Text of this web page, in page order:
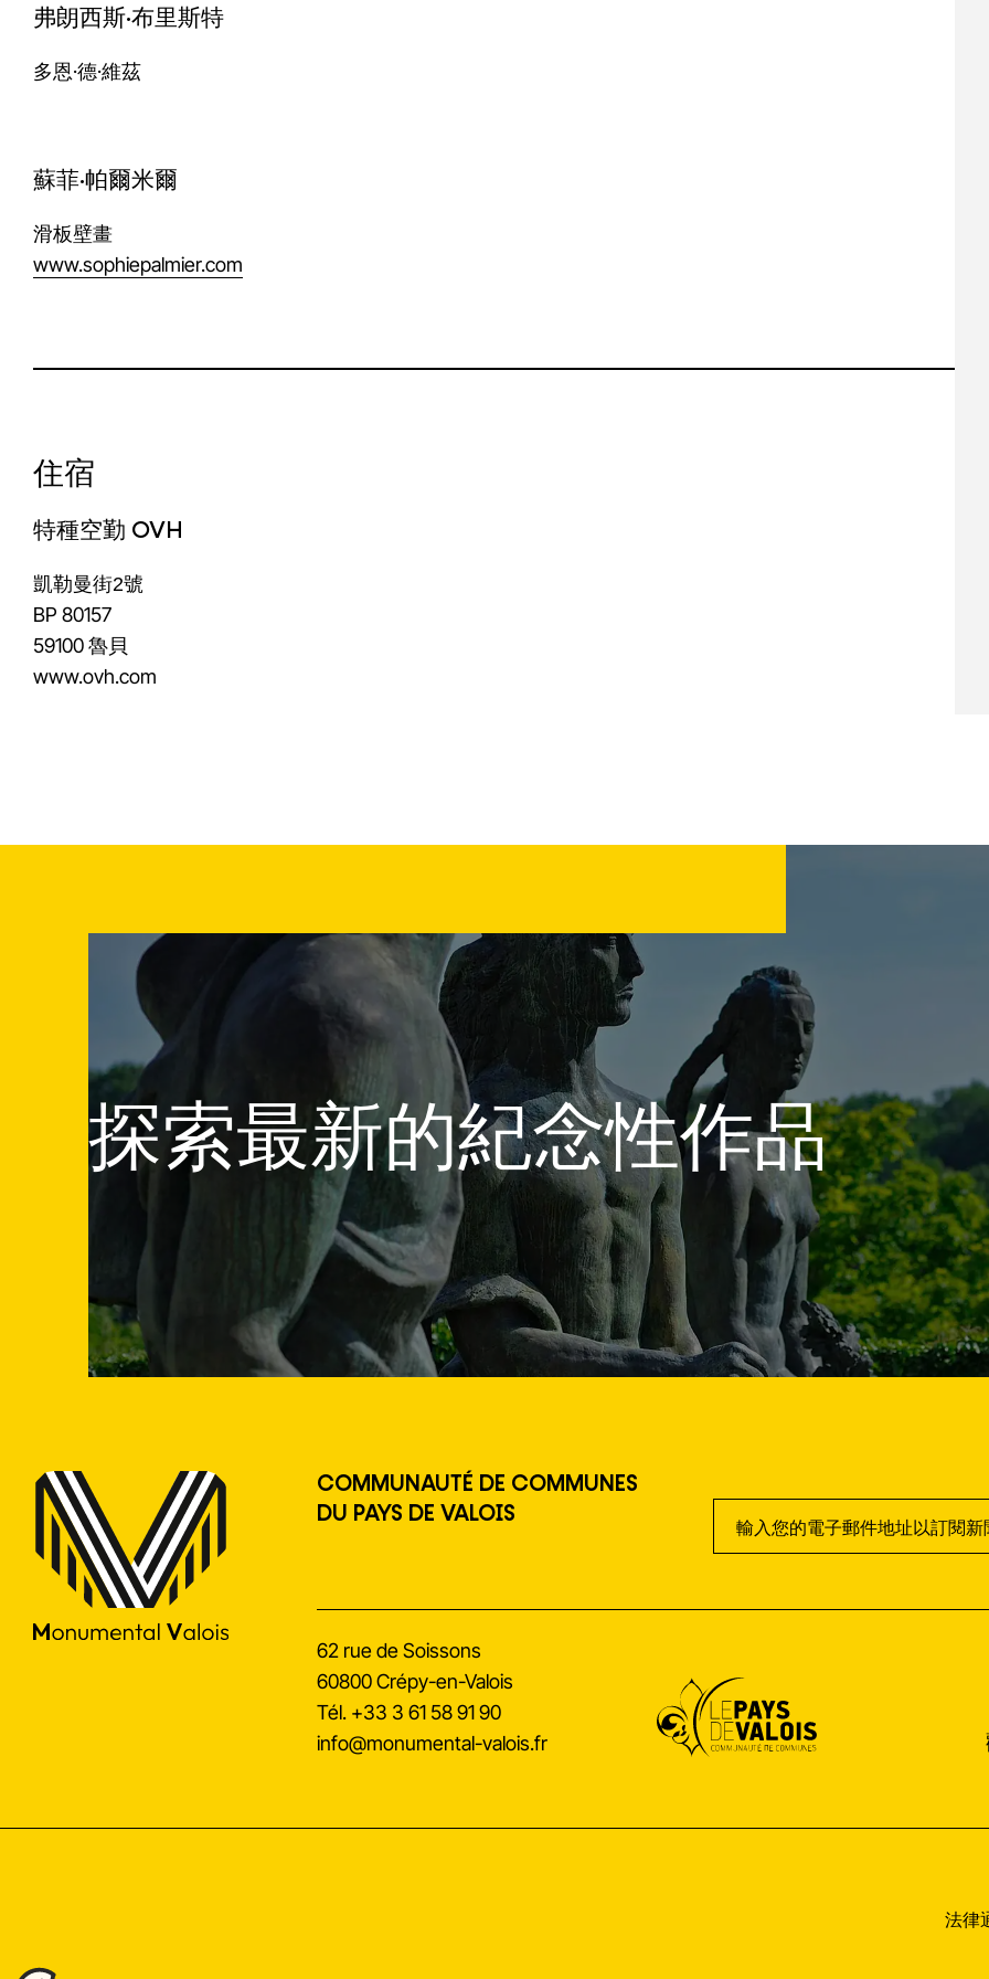
弗朗西斯·布里斯特
多恩·德·維茲
蘇菲·帕爾米爾
滑板壁畫
www.sophiepalmier.com
住宿
特種空勤 OVH
凱勒曼街2號
BP 80157
59100 魯貝
www.ovh.com
探索最新的紀念性作品
COMMUNAUTÉ DE COMMUNES
DU PAYS DE VALOIS
訊
62 rue de Soissons
60800 Crépy-en-Valois
Tél. +33 3 61 58 91 90
info@monumental-valois.fr
法律